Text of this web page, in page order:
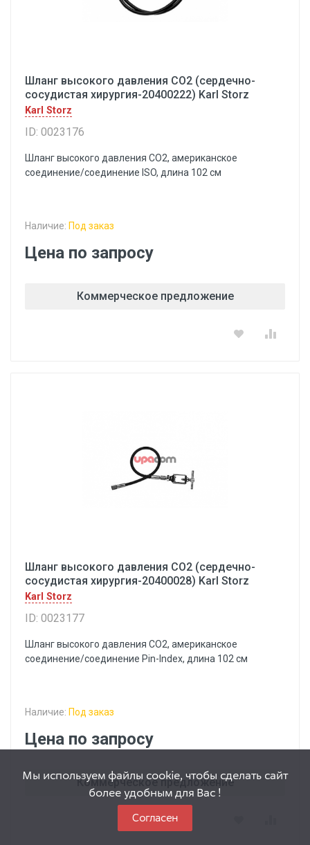
Шланг высокого давления СО2 (сердечно-
сосудистая хирургия-20400222) Karl Storz
Karl Storz
ID: 0023176
Шланг высокого давления СО2, американское
соединение/соединение ISO, длина 102 см
Наличие: Под заказ
Цена по запросу
Коммерческое предложение
Шланг высокого давления СО2 (сердечно-
сосудистая хирургия-20400028) Karl Storz
Karl Storz
ID: 0023177
Шланг высокого давления СО2, американское
соединение/соединение Pin-lndex, длина 102 см
Наличие: Под заказ
Цена по запросу
Коммерческое предложение
Мы используем файлы cookie, чтобы сделать сайт
более удобным для Вас !
Согласен